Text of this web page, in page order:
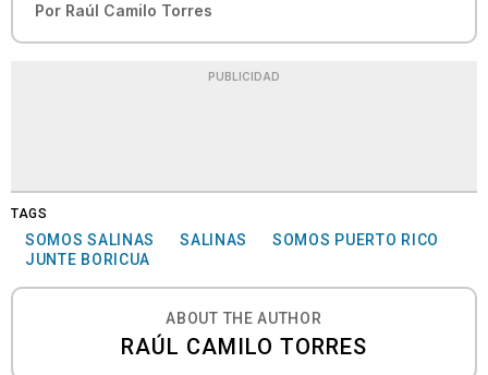
Por Raúl Camilo Torres
PUBLICIDAD
TAGS
SOMOS SALINAS SALINAS
SOMOS PUERTO RICO
JUNTE BORICUA
ABOUT THE AUTHOR
RAÚL CAMILO TORRES